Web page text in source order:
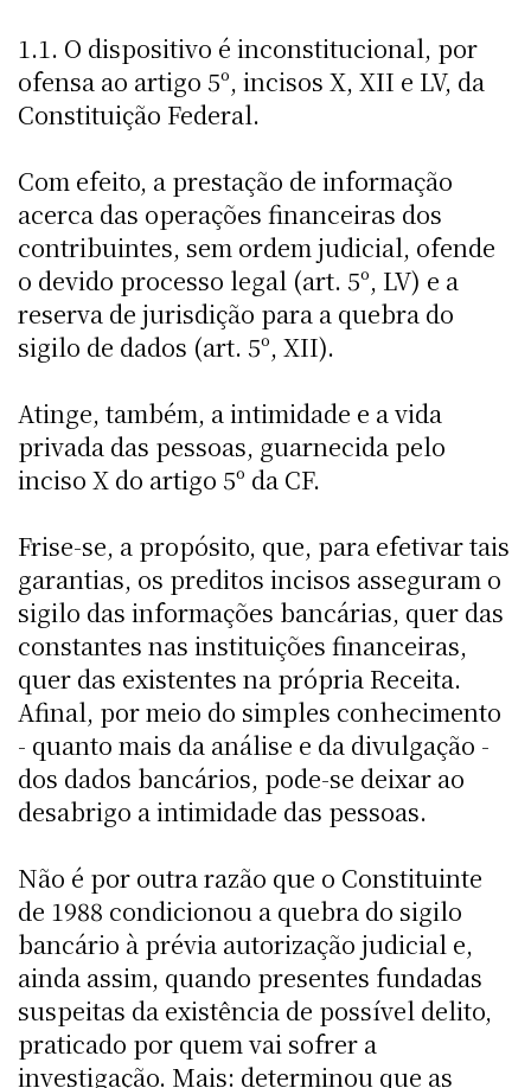
1.1. O dispositivo é inconstitucional, por
ofensa ao artigo 5º, incisos X, XII e LV, da
Constituição Federal.
Com efeito, a prestação de informação
acerca das operações financeiras dos
contribuintes, sem ordem judicial, ofende
o devido processo legal (art. 5º, LV) e a
reserva de jurisdição para a quebra do
sigilo de dados (art. 5º, XII).
Atinge, também, a intimidade e a vida
privada das pessoas, guarnecida pelo
inciso X do artigo 5º da CF.
Frise-se, a propósito, que, para efetivar tais
garantias, os preditos incisos asseguram o
sigilo das informações bancárias, quer das
constantes nas instituições financeiras,
quer das existentes na própria Receita.
Afinal, por meio do simples conhecimento
- quanto mais da análise e da divulgação -
dos dados bancários, pode-se deixar ao
desabrigo a intimidade das pessoas.
Não é por outra razão que o Constituinte
de 1988 condicionou a quebra do sigilo
bancário à prévia autorização judicial e,
ainda assim, quando presentes fundadas
suspeitas da existência de possível delito,
praticado por quem vai sofrer a
investigação. Mais: determinou que as